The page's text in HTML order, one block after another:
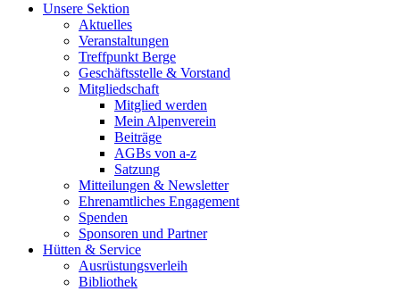
Unsere Sektion
Aktuelles
Veranstaltungen
Treffpunkt Berge
Geschäftsstelle & Vorstand
Mitgliedschaft
Mitglied werden
Mein Alpenverein
Beiträge
AGBs von a-z
Satzung
Mitteilungen & Newsletter
Ehrenamtliches Engagement
Spenden
Sponsoren und Partner
Hütten & Service
Ausrüstungsverleih
Bibliothek